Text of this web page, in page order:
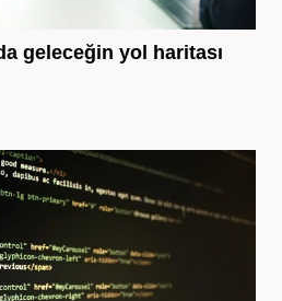
geleceğin yol haritası